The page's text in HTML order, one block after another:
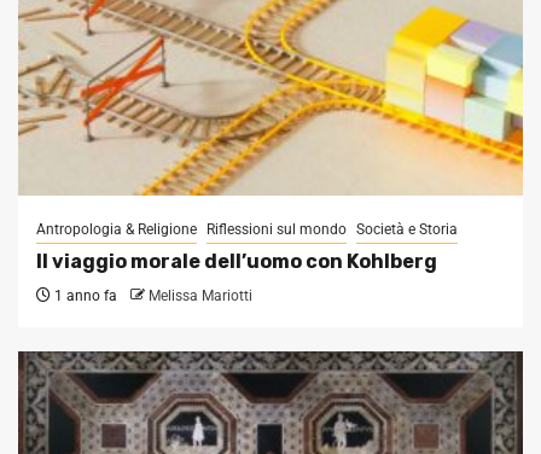
Antropologia & Religione Riflessioni sul mondo Società e Storia
Il viaggio morale dell’uomo con Kohlberg
1 anno fa Melissa Mariotti